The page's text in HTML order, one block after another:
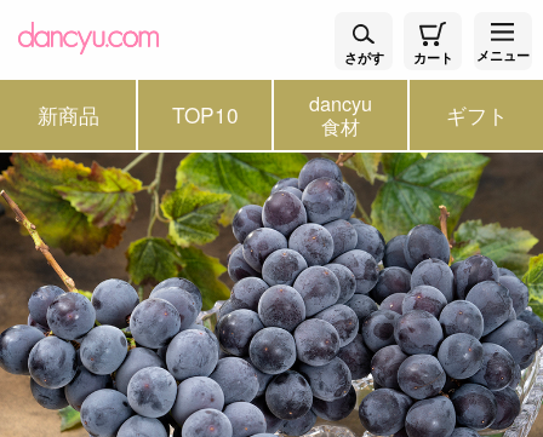
さがす カート メニュー
新商品 TOP10 dancyu
食材 ギフト